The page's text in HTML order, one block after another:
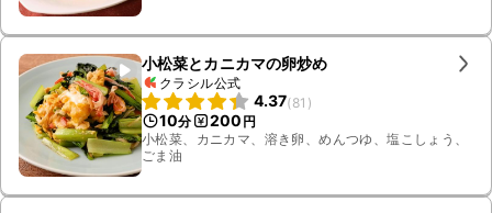
小松菜とカニカマの卵炒め
クラシル公式
4.37(81 )
10分 200 円
小松菜、カニカマ、溶き卵、めんつゆ、塩こしょう、
ごま油